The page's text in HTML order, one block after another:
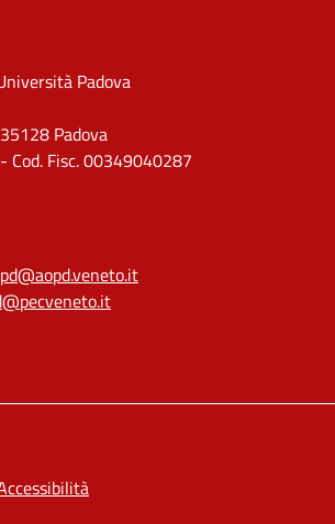
Padova
Padova
Cod. Fisc. 00349040287